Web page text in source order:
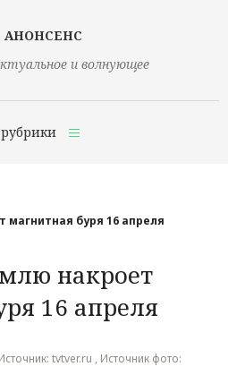
АНОНСЕНС
и волнующее
буря 16 апреля
накроет
16 апреля
tvtver.ru , Источник фото: